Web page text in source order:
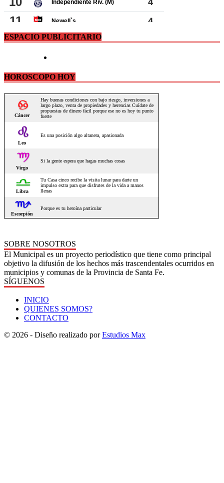
ESPACIO PUBLICITARIO
HOROSCOPO HOY
SOBRE NOSOTROS
El Municipal es un proyecto periodístico que tiene como principal
objetivo la difusión de los hechos más trascendentales ocurridos en
municipios y comunas de la Provincia de Santa Fe.
SÍGUENOS
INICIO
QUIENES SOMOS?
CONTACTO
© 2026 - Diseño realizado porEstudios Max